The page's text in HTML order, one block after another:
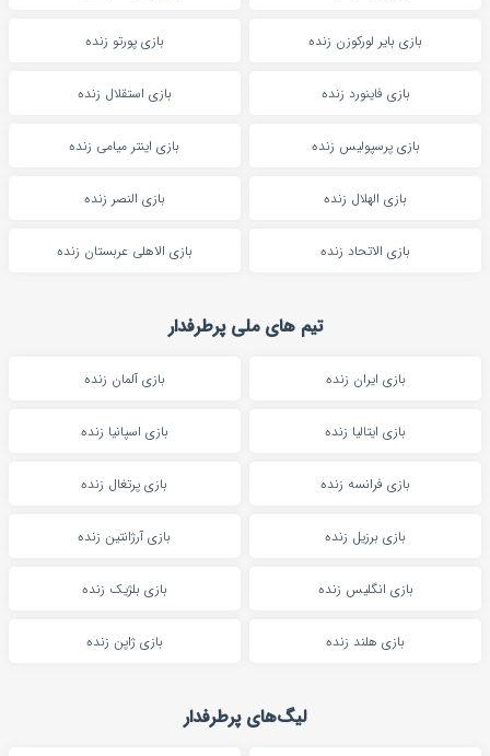
بازی بایر لورکوزن زنده بازی پورتو زنده
بازی فاینورد زنده بازی استقلال زنده
بازی پرسپولیس زنده بازی اینتر میامی زنده
بازی الهلال زنده بازی النصر زنده
بازی الاتحاد زنده بازی الاهلی عربستان زنده
تیم های ملی پرطرفدار
بازی ایران زنده بازی آلمان زنده
بازی ایتالیا زنده بازی اسپانیا زنده
بازی فرانسه زنده بازی پرتغال زنده
بازی برزیل زنده بازی آرژانتین زنده
بازی انگلیس زنده بازی بلژیک زنده
بازی هلند زنده بازی ژاپن زنده
لیگ‌های پرطرفدار